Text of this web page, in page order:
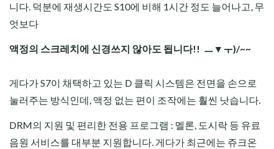
니다. 덕분에 재생시간도 S10에 비해 1시간 정도 늘어나고, 무
엇보다
액정의 스크레치에 신경쓰지 않아도 됩니다!! ㅡ▼ㅜ)/~~
게다가 S7이 채택하고 있는 D 클릭 시스템은 전면을 손으로
눌러주는 방식인데, 액정 없는 편이 조작에는 훨씬 낫습니다.
DRM의 지원 및 편리한 전용 프로그램 : 멜론, 도시락 등 유료
음원 서비스를 대부분 지원합니다. 게다가 최근에는 쥬크온